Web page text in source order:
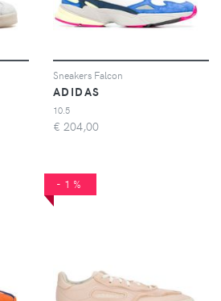
Sneakers Falcon
ADIDAS
10.5
€ 204,00
-1%